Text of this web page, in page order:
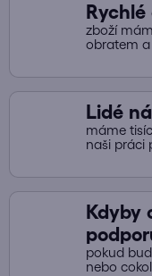
zboží
obratem a
Lidé
máme
naši práci
Kdyby
pokud
nebo